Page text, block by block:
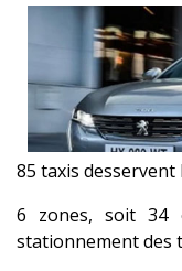
85 taxis
6 zones, soit 34
stationnement des